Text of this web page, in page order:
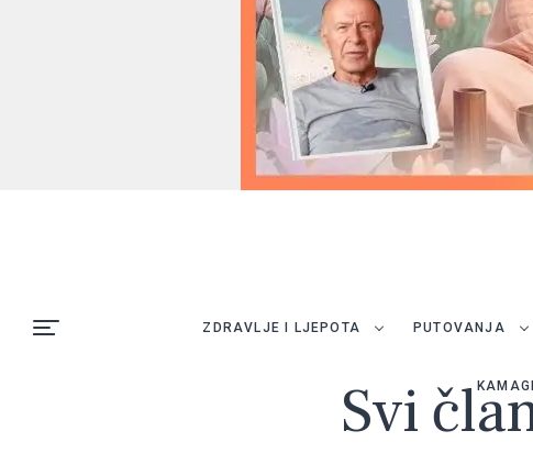
ZDRAVLJE I LJEPOTA PUTOVANJA
Svi